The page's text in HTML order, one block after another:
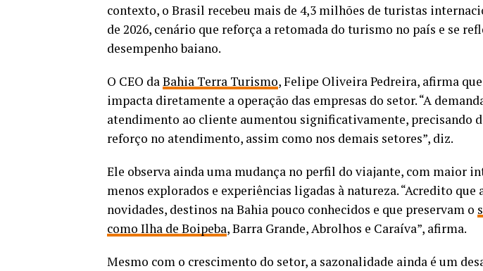
contexto, o Brasil recebeu mais de 4,3 milhões de turistas
de 2026, cenário que reforça a retomada do turismo no país e se
desempenho baiano.
O CEO daBahia Terra Turismo, Felipe Oliveira Pedreira, afirma
impacta diretamente a operação das empresas do setor. “A
atendimento ao cliente aumentou significativamente, precisando
reforço no atendimento, assim como nos demais setores”, diz.
Ele observa ainda uma mudança no perfil do viajante, com maior
menos explorados e experiências ligadas à natureza. “Acredito que
novidades, destinos na Bahia pouco conhecidos e que preservam o
como Ilha de Boipeba, Barra Grande, Abrolhos e Caraíva”, afirma.
Mesmo com o crescimento do setor, a sazonalidade ainda é um